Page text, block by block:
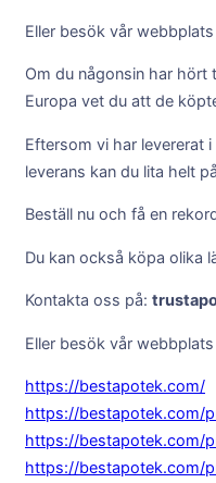
Eller besök vår
Om du någonsin har hört
Europa vet du att de
Eftersom vi har levererat
leverans kan du lita helt
Beställ nu och få en
Du kan också köpa olika
Kontakta oss på:
Eller besök vår
https://bestapotek.com/
https://bestapotek.com/
https://bestapotek.com/
https://bestapotek.com/